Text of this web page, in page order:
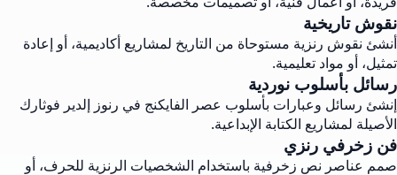
نقوش تاريخية
أنشئ نقوش رنزية مستوحاة من التاريخ لمشاريع أكاديمية، أو إعادة
تمثيل، أو مواد تعليمية.
رسائل بأسلوب نوردية
إنشئ رسائل وعبارات بأسلوب عصر الفايكنج في رنوز إلدير فوثارك
الأصيلة لمشاريع الكتابة الإبداعية.
فن زخرفي رنزي
صمم عناصر نص زخرفية باستخدام الشخصيات الرنزية للحرف، أو